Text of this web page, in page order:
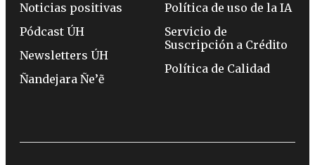
Noticias positivas
Pódcast ÚH
Newsletters ÚH
Ñandejara Ñe’ẽ
Política de uso de la IA
Servicio de
Suscripción a Crédito
Política de Calidad